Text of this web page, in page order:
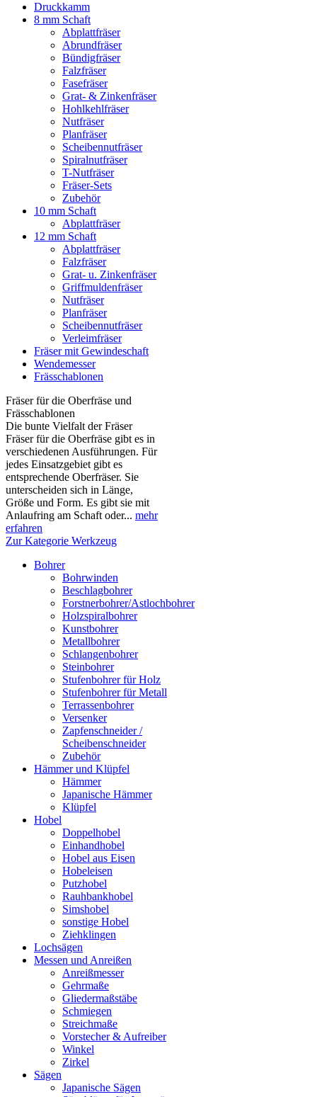
Druckkamm
8 mm Schaft
Abplattfräser
Abrundfräser
Bündigfräser
Falzfräser
Fasefräser
Grat- & Zinkenfräser
Hohlkehlfräser
Nutfräser
Planfräser
Scheibennutfräser
Spiralnutfräser
T-Nutfräser
Fräser-Sets
Zubehör
10 mm Schaft
Abplattfräser
12 mm Schaft
Abplattfräser
Falzfräser
Grat- u. Zinkenfräser
Griffmuldenfräser
Nutfräser
Planfräser
Scheibennutfräser
Verleimfräser
Fräser mit Gewindeschaft
Wendemesser
Frässchablonen
Fräser für die Oberfräse und
Frässchablonen
Die bunte Vielfalt der Fräser
Fräser für die Oberfräse gibt es in
verschiedenen Ausführungen. Für
jedes Einsatzgebiet gibt es
entsprechende Oberfräser. Sie
unterscheiden sich in Länge,
Größe und Form. Es gibt sie mit
Anlaufring am Schaft oder... mehr
erfahren
Zur Kategorie Werkzeug
Bohrer
Bohrwinden
Beschlagbohrer
Forstnerbohrer/Astlochbohrer
Holzspiralbohrer
Kunstbohrer
Metallbohrer
Schlangenbohrer
Steinbohrer
Stufenbohrer für Holz
Stufenbohrer für Metall
Terrassenbohrer
Versenker
Zapfenschneider /
Scheibenschneider
Zubehör
Hämmer und Klüpfel
Hämmer
Japanische Hämmer
Klüpfel
Hobel
Doppelhobel
Einhandhobel
Hobel aus Eisen
Hobeleisen
Putzhobel
Rauhbankhobel
Simshobel
sonstige Hobel
Ziehklingen
Lochsägen
Messen und Anreißen
Anreißmesser
Gehrmaße
Gliedermaßstäbe
Schmiegen
Streichmaße
Vorstecher & Aufreiber
Winkel
Zirkel
Sägen
Japanische Sägen